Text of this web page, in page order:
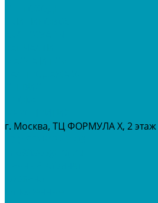
г. Москва, ТЦ ФОРМУЛА Х, 2 этаж